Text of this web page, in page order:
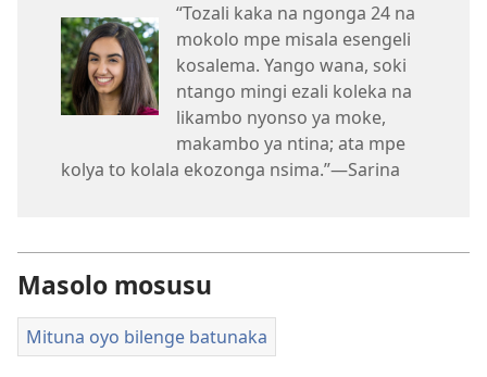
“Tozali kaka na ngonga 24 na
mokolo mpe misala esengeli
kosalema. Yango wana, soki
ntango mingi ezali koleka na
likambo nyonso ya moke,
makambo ya ntina; ata mpe
kolya to kolala ekozonga nsima.”​—Sarina
Masolo mosusu
Mituna oyo bilenge batunaka